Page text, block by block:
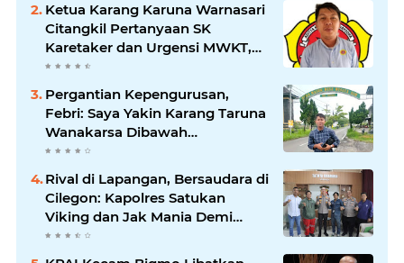
Ketua Karang Karuna Warnasari
Citangkil Pertanyaan SK
Karetaker dan Urgensi MWKT,
Saat Suasana Berduka
Pergantian Kepengurusan,
Febri: Saya Yakin Karang Taruna
Wanakarsa Dibawah
Kepemimpinan Bung Entus
Jauh Membawa Manfaat
Rival di Lapangan, Bersaudara di
Cilegon: Kapolres Satukan
Viking dan Jak Mania Demi
Nobar Damai Piala Presiden